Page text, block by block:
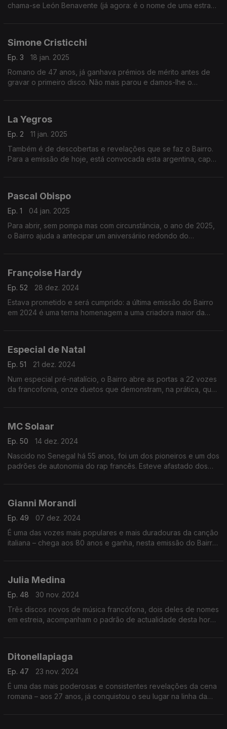
chama-se León Benavente (já agora: é o nome de uma estrada
Simone Cristicchi
Ep. 3
18 jan. 2025
Romano de 47 anos, já ganhava prémios de mérito antes de
gravar o primeiro disco. Não mais parou e damos-lhe o
La Yegros
Ep. 2
11 jan. 2025
Também é de descobertas e revelações que se faz o Bairro.
Para a emissão de hoje, está convocada esta argentina, capaz
Pascal Obispo
Ep. 1
04 jan. 2025
Para abrir, sem pompa mas com circunstância, o ano de 2025,
o Bairro ajuda a antecipar um aniversáriio redondo do
Françoise Hardy
Ep. 52
28 dez. 2024
Estava prometido e será cumprido: a última emissão do Bairro
em 2024 é uma terna homenagem a uma criadora maior da
Especial de Natal
Ep. 51
21 dez. 2024
Num especial pré-natalício, o Bairro abre as portas a 22 vozes
da francofonia, onze duetos que demonstram, na prática, que
MC Solaar
Ep. 50
14 dez. 2024
Nascido no Senegal há 55 anos, foi um dos pioneiros e um dos
padrões de autonomia do rap francês. Esteve afastado dos
Gianni Morandi
Ep. 49
07 dez. 2024
É uma das vozes mais populares e mais duradouras da canção
italiana – chega aos 80 anos e ganha, nesta emissão do Bairro,
Julia Medina
Ep. 48
30 nov. 2024
Três discos novos de música francófona, dois deles de nomes
em estreia, acompanham o padrão de actualidade desta hora
Ditonellapiaga
Ep. 47
23 nov. 2024
É uma das mais poderosas e consistentes revelações da cena
romana – aos 27 anos, já conquistou o seu lugar na linha da